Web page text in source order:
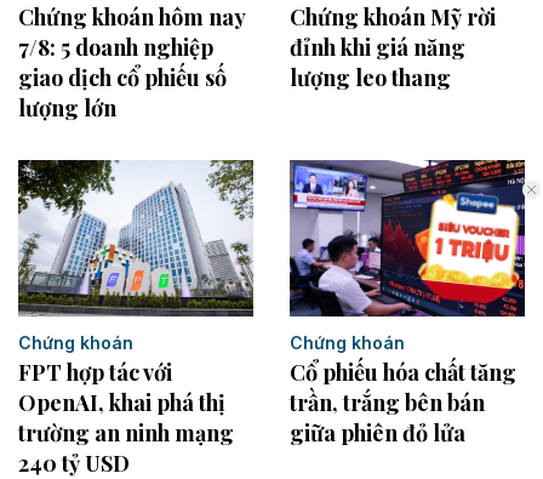
Chứng khoán hôm nay
7/8: 5 doanh nghiệp
giao dịch cổ phiếu số
lượng lớn
Chứng khoán Mỹ rời
đỉnh khi giá năng
lượng leo thang
Chứng khoán
FPT hợp tác với
OpenAI, khai phá thị
trường an ninh mạng
240 tỷ USD
Chứng khoán
Cổ phiếu hóa chất tăng
trần, trắng bên bán
giữa phiên đỏ lửa